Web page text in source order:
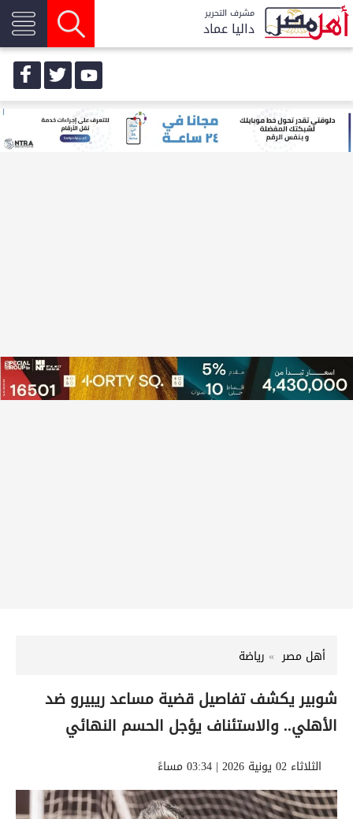
مشرف التحرير
داليا عماد
أهل مصر رياضة
شوبير يكشف تفاصيل قضية مساعد ريبيرو ضد
الأهلي.. والاستئناف يؤجل الحسم النهائي
الثلاثاء 02 يونية 2026 | 03:34 مساءً